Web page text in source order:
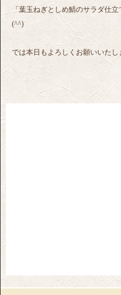
「葉玉ねぎとしめ鯖のサラダ仕
(^^)
では本日もよろしくお願いいたし